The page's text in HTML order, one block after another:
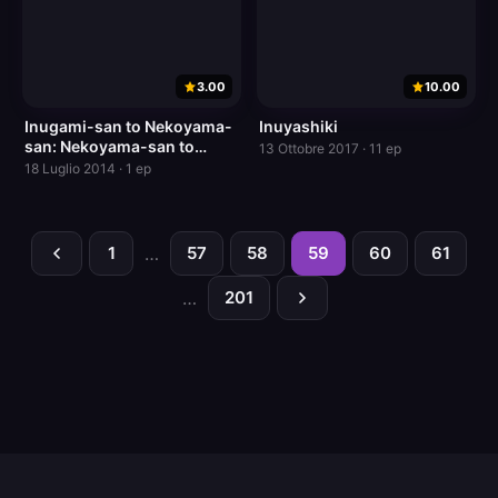
3.00
Inugami-san to Nekoyama-
san: Nekoyama-san to
Onsen Ryokou
18 Luglio 2014 · 1 ep
10.00
Inuyashiki
13 Ottobre 2017 · 11 ep
1 … 57 58 59 60 61
… 201